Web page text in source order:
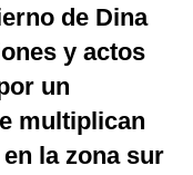
de Dina
y actos
un
multiplican
la zona sur